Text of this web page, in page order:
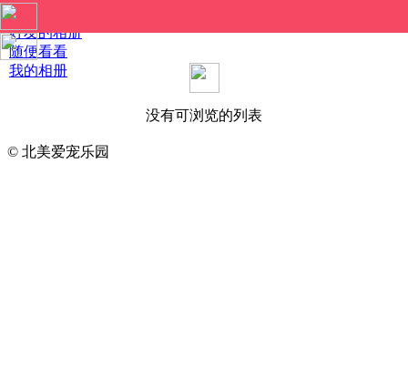
好友的相册
随便看看
我的相册
没有可浏览的列表
© 北美爱宠乐园